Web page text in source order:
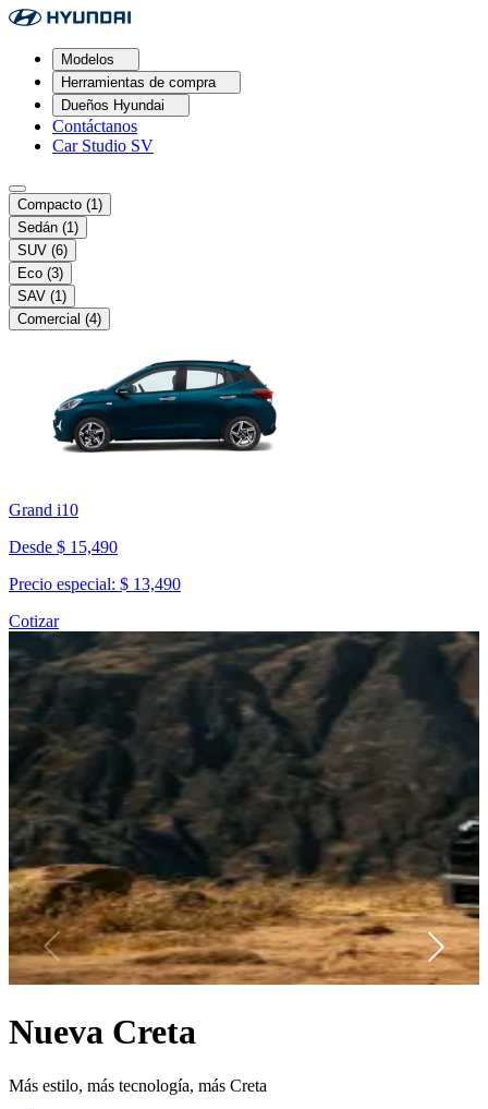
Modelos
Herramientas de compra
Dueños Hyundai
Contáctanos
Car Studio SV
Compacto (1)
Sedán (1)
SUV (6)
Eco (3)
SAV (1)
Comercial (4)
Grand i10
Desde $ 15,490
Precio especial: $ 13,490
Cotizar
Nueva Creta
Más estilo, más tecnología, más Creta